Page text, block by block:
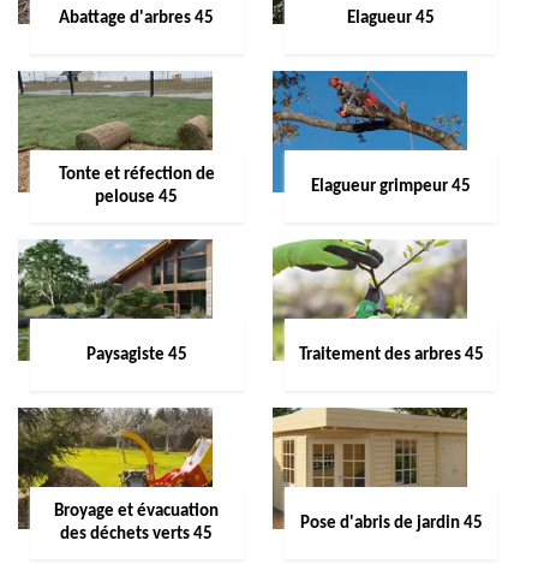
Abattage d'arbres 45 Elagueur 45
Tonte et réfection de
pelouse 45
Elagueur grimpeur 45
Paysagiste 45 Traitement des arbres 45
Broyage et évacuation
des déchets verts 45
Pose d'abris de jardin 45